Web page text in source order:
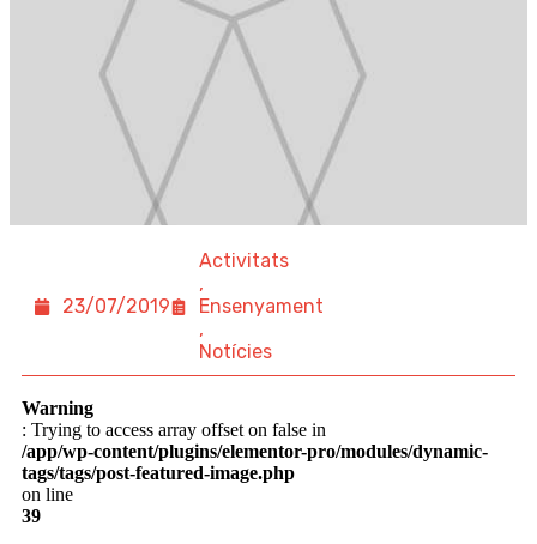
23/07/2019
Activitats
,
Ensenyament
,
Notícies
Warning
: Trying to access array offset on false in
/app/wp-content/plugins/elementor-pro/modules/dynamic-
tags/tags/post-featured-image.php
on line
39